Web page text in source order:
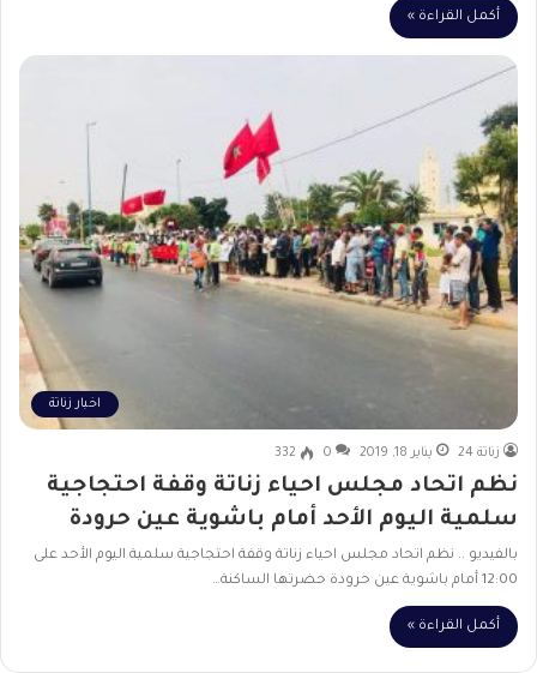
أكمل القراءة »
اخبار زناتة
زناتة 24 يناير 18, 2019 0
332
نظم اتحاد مجلس احياء زناتة وقفة احتجاجية
سلمية اليوم الأحد أمام باشوية عين حرودة
بالفيديو .. نظم اتحاد مجلس احياء زناتة وقفة احتجاجية سلمية اليوم الأحد على
12:00 أمام باشوية عين حرودة حضرتها الساكنة…
أكمل القراءة »